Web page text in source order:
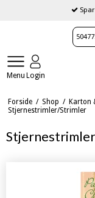
Menu Login
Forside / Shop / Karton
Stjernestrimler/Strimler